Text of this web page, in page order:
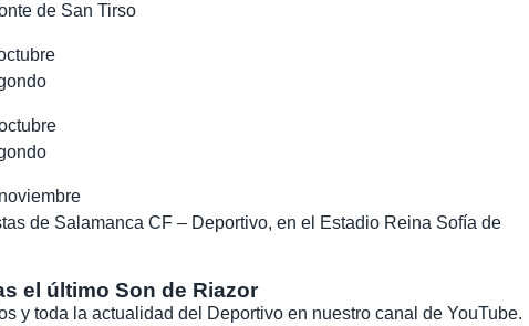
de San Tirso
de Salamanca CF – Deportivo, en el Estadio Reina Sofía de
el último Son de Riazor
y toda la actualidad del Deportivo en nuestro canal de YouTube.